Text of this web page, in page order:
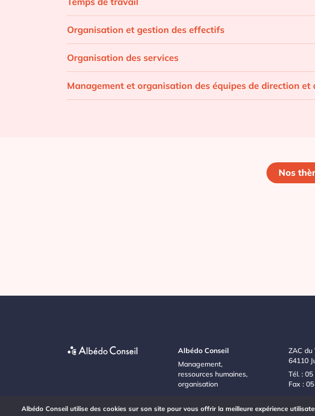
Organisation et gestion des effectifs
Organisation des services
Management et organisation des équipes de direction et
Nos
Albédo Conseil
Management,
ressources humaines,
organisation
ZAC du
64110
Tél. :
Fax :
Albédo Conseil utilise des cookies sur son site pour vous offrir la meilleure expérience